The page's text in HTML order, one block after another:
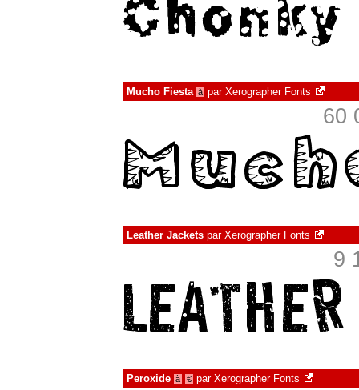
Mucho Fiesta à par Xerographer Fonts
60
Leather Jackets par Xerographer Fonts
9
Peroxide à € par Xerographer Fonts